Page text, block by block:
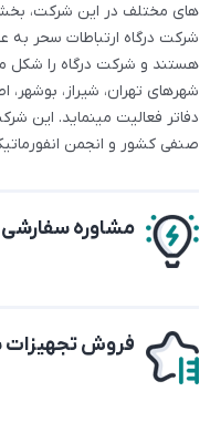
های مختلف در این شرکت،
شرکت درگاه ارتباطات سحر
هستند و شرکت درگاه را شکل
شهرهای تهران، شیراز، بوشهر،
دفاتر فعالیت مینماید. این
صنفی کشور و انجمن
مشاوره سفارشی
فروش تجهیزات